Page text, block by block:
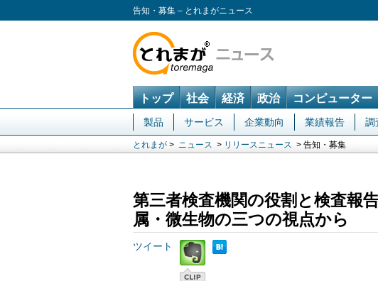
告知・募集 – とれまがニュース
トップ 社会 経済 政治 コンピューター
製品 サービス 企業動向 業績報告 調
とれまが > ニュース > リリースニュース > 告知・募集
第三者検査機関の役割と検査報
属・微生物の三つの視点から
ツイート